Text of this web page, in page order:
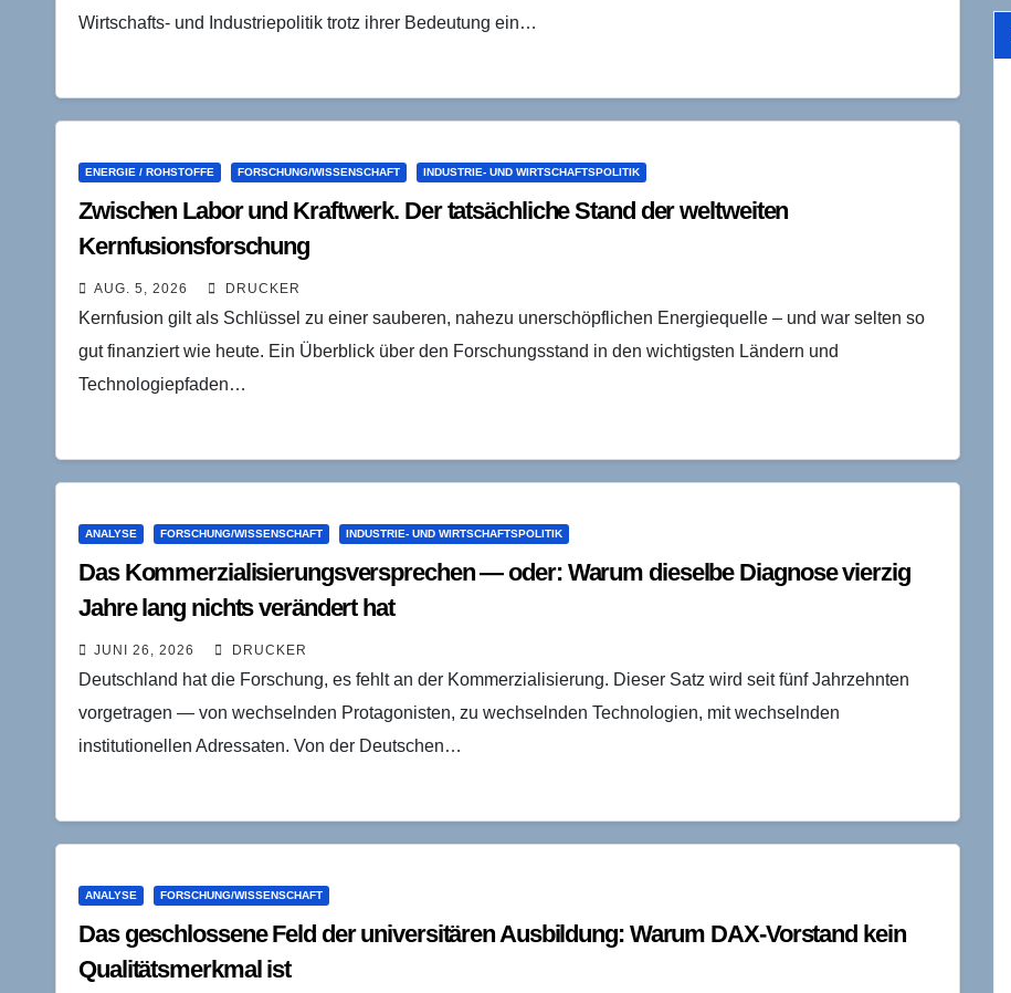
Wirtschafts- und Industriepolitik trotz ihrer Bedeutung ein…
ENERGIE / ROHSTOFFE FORSCHUNG/WISSENSCHAFT INDUSTRIE- UND WIRTSCHAFTSPOLITIK
Zwischen Labor und Kraftwerk. Der tatsächliche Stand der weltweiten
Kernfusionsforschung
AUG. 5, 2026 DRUCKER
Kernfusion gilt als Schlüssel zu einer sauberen, nahezu unerschöpflichen Energiequelle – und war selten so
gut finanziert wie heute. Ein Überblick über den Forschungsstand in den wichtigsten Ländern und
Technologiepfaden…
ANALYSE FORSCHUNG/WISSENSCHAFT INDUSTRIE- UND WIRTSCHAFTSPOLITIK
Das Kommerzialisierungsversprechen — oder: Warum dieselbe Diagnose vierzig
Jahre lang nichts verändert hat
JUNI 26, 2026 DRUCKER
Deutschland hat die Forschung, es fehlt an der Kommerzialisierung. Dieser Satz wird seit fünf Jahrzehnten
vorgetragen — von wechselnden Protagonisten, zu wechselnden Technologien, mit wechselnden
institutionellen Adressaten. Von der Deutschen…
ANALYSE FORSCHUNG/WISSENSCHAFT
Das geschlossene Feld der universitären Ausbildung: Warum DAX-Vorstand kein
Qualitätsmerkmal ist